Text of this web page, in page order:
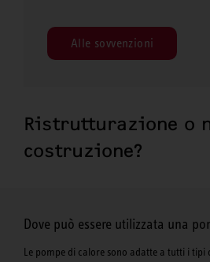
Alle sovvenzioni
Ristrutturazione o
costruzione?
Dove può essere utilizzata una
Le pompe di calore sono adatte a tutti i tipi